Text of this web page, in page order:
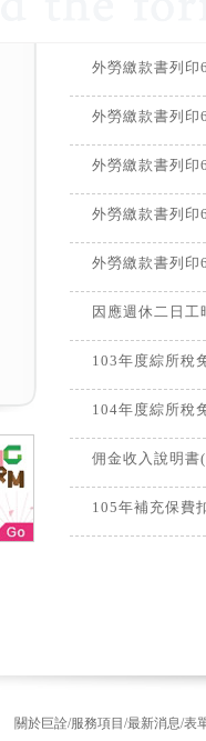
外勞繳款書列印
外勞繳款書列印
外勞繳款書列印
外勞繳款書列印
外勞繳款書列印
因應週休二日
103年度綜所稅
104年度綜所稅
佣金收入說明書
105年補充保費
關於巨詮/服務項目 /最新消息/表